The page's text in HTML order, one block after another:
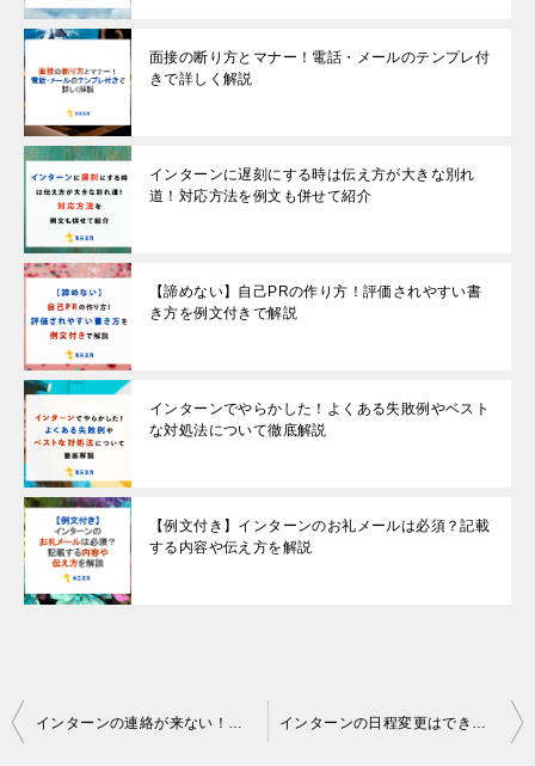
面接の断り方とマナー！電話・メールのテンプレ付
きで詳しく解説
インターンに遅刻にする時は伝え方が大きな別れ
道！対応方法を例文も併せて紹介
【諦めない】自己PRの作り方！評価されやすい書
き方を例文付きで解説
インターンでやらかした！よくある失敗例やベスト
な対処法について徹底解説
【例文付き】インターンのお礼メールは必須？記載
する内容や伝え方を解説
Post